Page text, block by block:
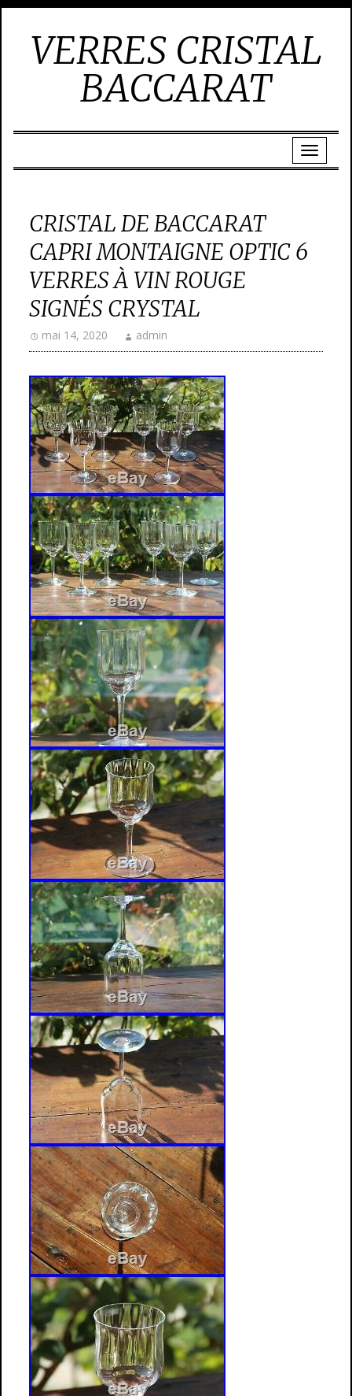
VERRES CRISTAL
BACCARAT
CRISTAL DE BACCARAT
CAPRI MONTAIGNE OPTIC 6
VERRES À VIN ROUGE
SIGNÉS CRYSTAL
mai 14, 2020 admin